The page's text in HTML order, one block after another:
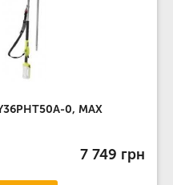
0, MAX
7 749 грн